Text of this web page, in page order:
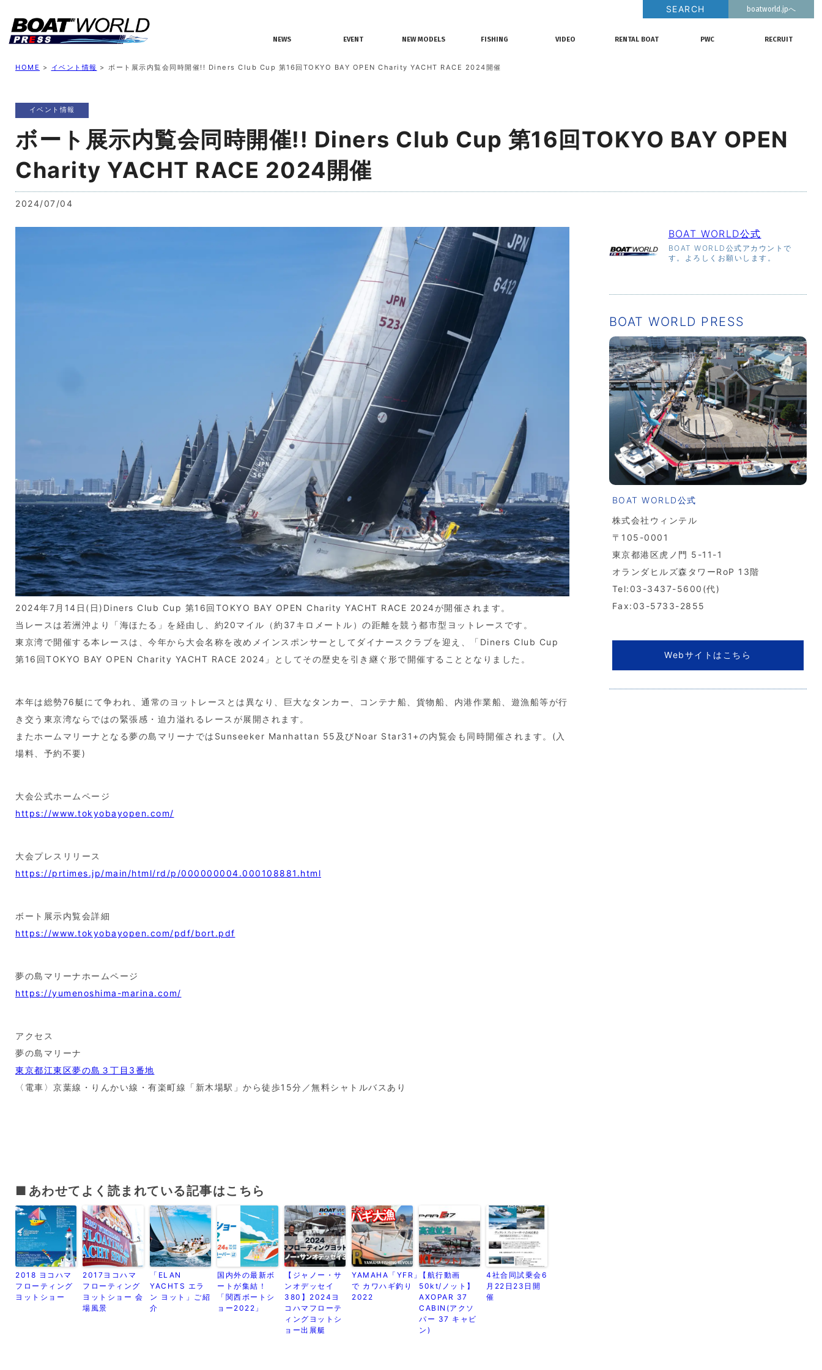
boatworld.jpへ
SEARCH
NEWS
業界ニュース
EVENT
イベント情報
NEW MODELS
新艇モデル情報
FISHING
釣果情報
VIDEO RENTAL BOAT PWC RECRUIT
動画チャンネル リクルート
HOME > イベント情報 > ボート展示内覧会同時開催!! Diners Club Cup 第16回TOKYO BAY OPEN Charity YACHT RACE 2024開催
イベント情報
ボート展示内覧会同時開催!! Diners Club Cup 第16回TOKYO BAY OPEN
Charity YACHT RACE 2024開催
2024/07/04
2024年7月14日(日)Diners Club Cup 第16回TOKYO BAY OPEN Charity YACHT RACE 2024が開催されます。
当レースは若洲沖より「海ほたる」を経由し、約20マイル（約37キロメートル）の距離を競う都市型ヨットレースです。
東京湾で開催する本レースは、今年から大会名称を改めメインスポンサーとしてダイナースクラブを迎え、「Diners Club Cup
第16回TOKYO BAY OPEN Charity YACHT RACE 2024」としてその歴史を引き継ぐ形で開催することとなりました。
本年は総勢76艇にて争われ、通常のヨットレースとは異なり、巨大なタンカー、コンテナ船、貨物船、内港作業船、遊漁船等が行
き交う東京湾ならではの緊張感・迫力溢れるレースが展開されます。
またホームマリーナとなる夢の島マリーナではSunseeker Manhattan 55及びNoar Star31+の内覧会も同時開催されます。(入
場料、予約不要)
大会公式ホームページ
https://www.tokyobayopen.com/
大会プレスリリース
https://prtimes.jp/main/html/rd/p/000000004.000108881.html
ボート展示内覧会詳細
https://www.tokyobayopen.com/pdf/bort.pdf
夢の島マリーナホームページ
https://yumenoshima-marina.com/
アクセス
夢の島マリーナ
東京都江東区夢の島３丁目3番地
〈電車〉京葉線・りんかい線・有楽町線「新木場駅」から徒歩15分／無料シャトルバスあり
あわせてよく読まれている記事はこちら
2018 ヨコハマ
フローティング
ヨットショー
2017ヨコハマ
フローティング
ヨットショー 会
場風景
「ELAN
YACHTS エラ
ン ヨット」ご紹
介
国内外の最新ボ
ートが集結！
「関西ボートシ
ョー2022」
【ジャノー・サ
ンオデッセイ
380】2024ヨ
コハマフローテ
ィングヨットシ
ョー出展艇
YAMAHA「YFR」
で カワハギ釣り
2022
【航行動画
50kt/ノット】
AXOPAR 37
CABIN(アクソ
パー 37 キャビ
ン)
4社合同試乗会6
月22日23日開
催
BOAT WORLD公式
BOAT WORLD公式アカウントで
す。よろしくお願いします。
BOAT WORLD PRESS
BOAT WORLD公式
株式会社ウィンテル
〒105-0001
東京都港区虎ノ門 5-11-1
オランダヒルズ森タワーRoP 13階
Tel:03-3437-5600(代)
Fax:03-5733-2855
Webサイトはこちら